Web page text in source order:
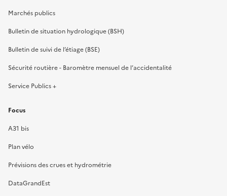
Marchés publics
Bulletin de situation hydrologique (BSH)
Bulletin de suivi de l’étiage (BSE)
Sécurité routière - Baromètre mensuel de l’accidentalité
Service Publics +
Focus
A31 bis
Plan vélo
Prévisions des crues et hydrométrie
DataGrandEst